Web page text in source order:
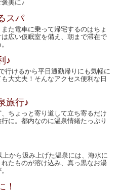
美に♪
スパ
た電車に乗って帰宅するのはちょ
広い仮眠室を備え、朝まで滞在で
♪
行けるから平日通勤帰りにも気軽に
大丈夫！そんなアクセス便利な日
旅行♪
ちょっと寄り道して立ち寄るだけ
に。都内なのに温泉情緒たっぷり
上から汲み上げた温泉には、海水に
たものが溶け込み、真っ黒なお湯
！